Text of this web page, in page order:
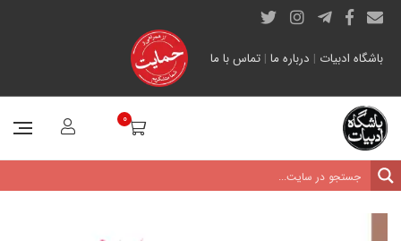
باشگاه ادبیات | درباره ما | تماس با ما
0